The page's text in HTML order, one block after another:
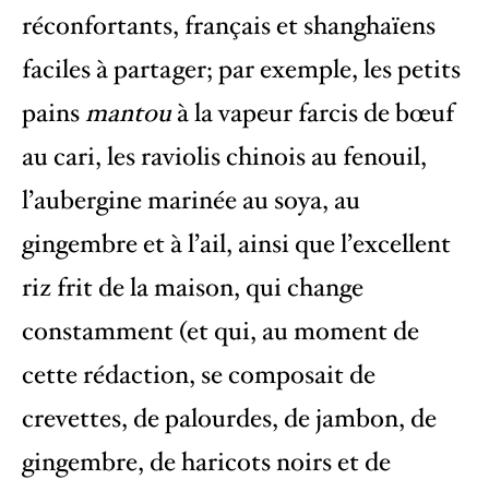
réconfortants, français et ​​shanghaïens
faciles à partager; par exemple, les petits
painsmantouà la vapeur farcis de bœuf
au cari, les raviolis chinois au fenouil,
l’aubergine marinée au soya, au
gingembre et à l’ail, ainsi que l’excellent
riz frit de la maison, qui change
constamment (et qui, au moment de
cette rédaction, se composait de
crevettes, de palourdes, de jambon, de
gingembre, de haricots noirs et de